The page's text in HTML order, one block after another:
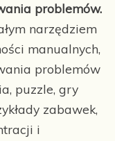
problemów.
narzędziem
manualnych,
problemów
puzzle, gry
zabawek,
i